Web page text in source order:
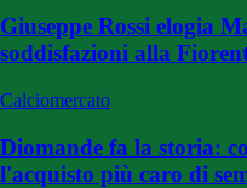
Giuseppe Rossi elogia
soddisfazioni alla
Calciomercato
Diomande fa la storia:
l'acquisto più caro di